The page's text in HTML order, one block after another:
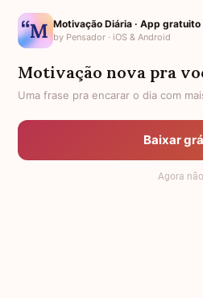
Nomes pelo
Política de
Anuncie
Termos de
Motivação Diária · App gratuito
by Pensador · iOS & Android
Motivação nova pra
Uma frase pra encarar o dia com
Baixar
Agora não